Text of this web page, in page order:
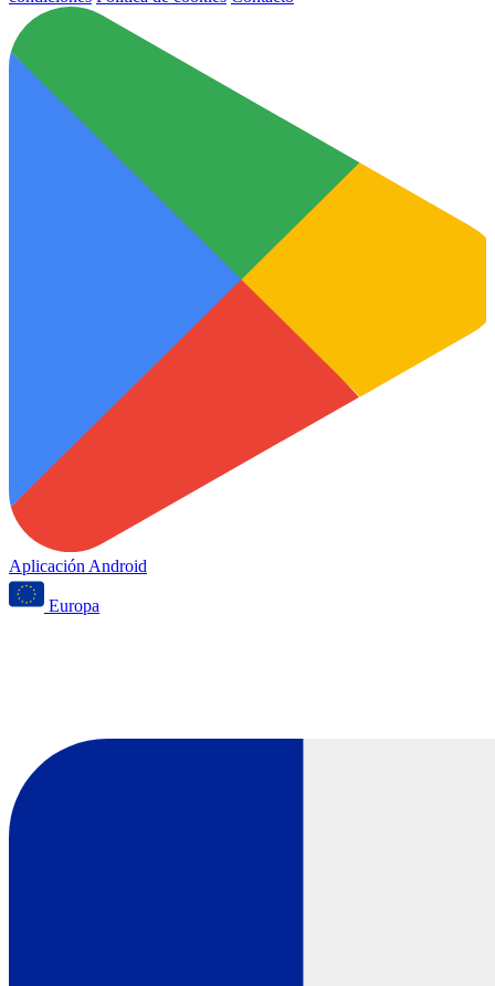
Aplicación Android
Europa